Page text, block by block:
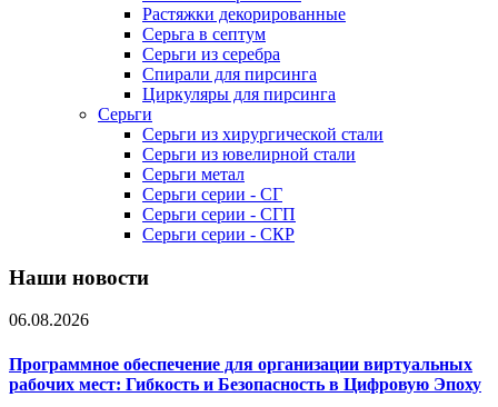
Растяжки декорированные
Серьга в септум
Серьги из серебра
Спирали для пирсинга
Циркуляры для пирсинга
Серьги
Серьги из хирургической стали
Серьги из ювелирной стали
Серьги метал
Серьги серии - СГ
Серьги серии - СГП
Серьги серии - СКР
Наши новости
06.08.2026
Программное обеспечение для организации виртуальных
рабочих мест: Гибкость и Безопасность в Цифровую Эпоху